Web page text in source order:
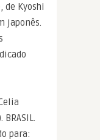
de Kyoshi
japonês.
para: